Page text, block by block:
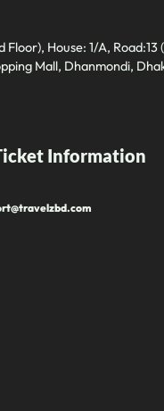
House: 1/A, Road:13
Mall, Dhanmondi,
Information